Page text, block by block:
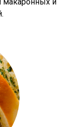
макаронных и